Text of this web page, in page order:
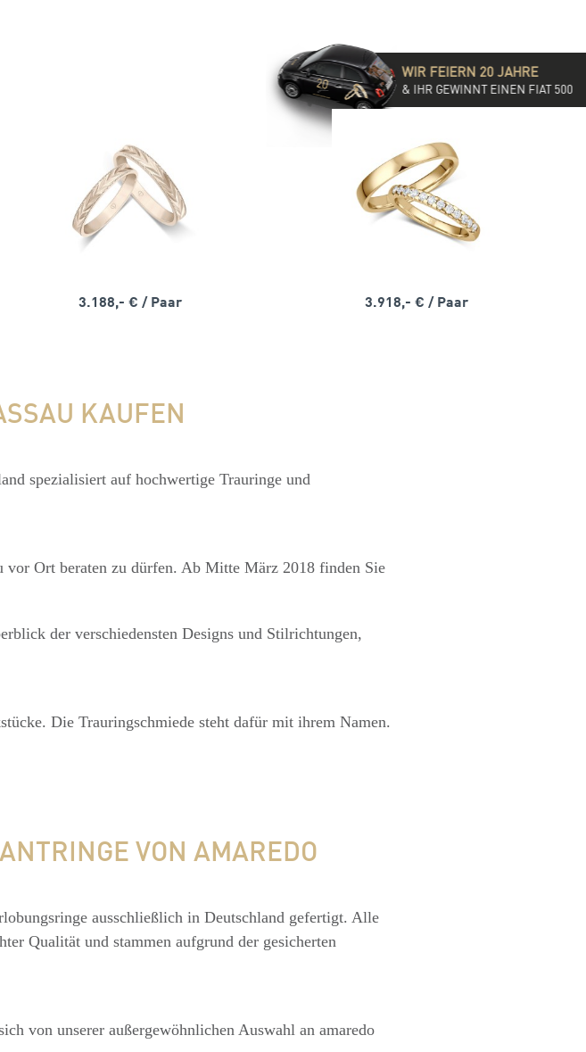
3.188,- € / Paar 3.918,- € / Paar
KAUFEN
spezialisiert auf hochwertige Trauringe und
vor Ort beraten zu dürfen. Ab Mitte März 2018 finden Sie
der verschiedensten Designs und Stilrichtungen,
Die Trauringschmiede steht dafür mit ihrem Namen.
VON AMAREDO
ausschließlich in Deutschland gefertigt. Alle
Qualität und stammen aufgrund der gesicherten
von unserer außergewöhnlichen Auswahl an amaredo
WIR FEIERN 20 JAHRE
& IHR GEWINNT EINEN FIAT 500